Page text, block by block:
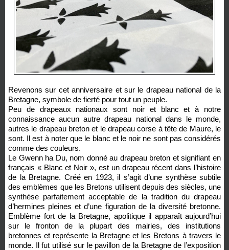
Revenons sur cet anniversaire et sur le drapeau national de la
Bretagne, symbole de fierté pour tout un peuple.
Peu de drapeaux nationaux sont noir et blanc et à notre
connaissance aucun autre drapeau national dans le monde,
autres le drapeau breton et le drapeau corse à tête de Maure, le
sont. Il est à noter que le blanc et le noir ne sont pas considérés
comme des couleurs.
Le Gwenn ha Du, nom donné au drapeau breton et signifiant en
français « Blanc et Noir », est un drapeau récent dans l’histoire
de la Bretagne. Créé en 1923, il s’agit d’une synthèse subtile
des emblèmes que les Bretons utilisent depuis des siècles, une
synthèse parfaitement acceptable de la tradition du drapeau
d’hermines pleines et d’une figuration de la diversité bretonne.
Emblème fort de la Bretagne, apolitique il apparaît aujourd’hui
sur le fronton de la plupart des mairies, des institutions
bretonnes et représente la Bretagne et les Bretons à travers le
monde. Il fut utilisé sur le pavillon de la Bretagne de l’exposition